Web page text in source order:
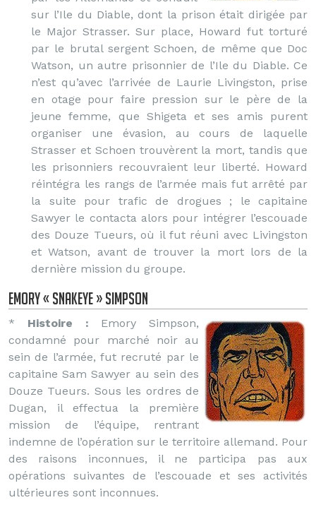
sur l’Ile du Diable, dont la prison était dirigée par
le Major Strasser. Sur place, Howard fut torturé
par le brutal sergent Schoen, de même que Doc
Watson, un autre prisonnier de l’Ile du Diable. Ce
n’est qu’avec l’arrivée de Laurie Livingston, prise
en otage pour faire pression sur le père de la
jeune femme, que Shigeta et ses amis purent
organiser une évasion, au cours de laquelle
Strasser et Schoen trouvèrent la mort, tandis que
les prisonniers recouvraient leur liberté. Howard
réintégra les rangs de l’armée mais fut arrêté par
la suite pour trafic de drogues ; le capitaine
Sawyer le contacta alors pour intégrer l’escouade
des Douze Tueurs, où il fut réuni avec Livingston
et Watson, avant de trouver la mort lors de la
dernière mission du groupe.
Emory « Snakeye » Simpson
* Histoire : Emory Simpson,
condamné pour marché noir au
sein de l’armée, fut recruté par le
capitaine Sam Sawyer au sein des
Douze Tueurs. Sous les ordres de
Dugan, il effectua la première
mission de l’équipe, rentrant
indemne de l’opération sur le territoire allemand. Pour
des raisons inconnues, il ne participa pas aux
opérations suivantes de l’escouade et ses activités
ultérieures sont inconnues.